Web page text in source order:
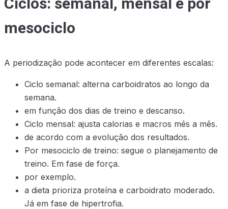
mesociclo
A periodização pode acontecer em diferentes escalas:
Ciclo semanal: alterna carboidratos ao longo da
semana.
em função dos dias de treino e descanso.
Ciclo mensal: ajusta calorias e macros mês a mês.
de acordo com a evolução dos resultados.
Por mesociclo de treino: segue o planejamento de
treino. Em fase de força.
por exemplo.
a dieta prioriza proteína e carboidrato moderado.
Já em fase de hipertrofia.